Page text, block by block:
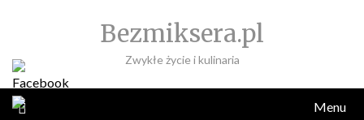
Bezmiksera.pl
Zwykłe życie i kulinaria
Menu